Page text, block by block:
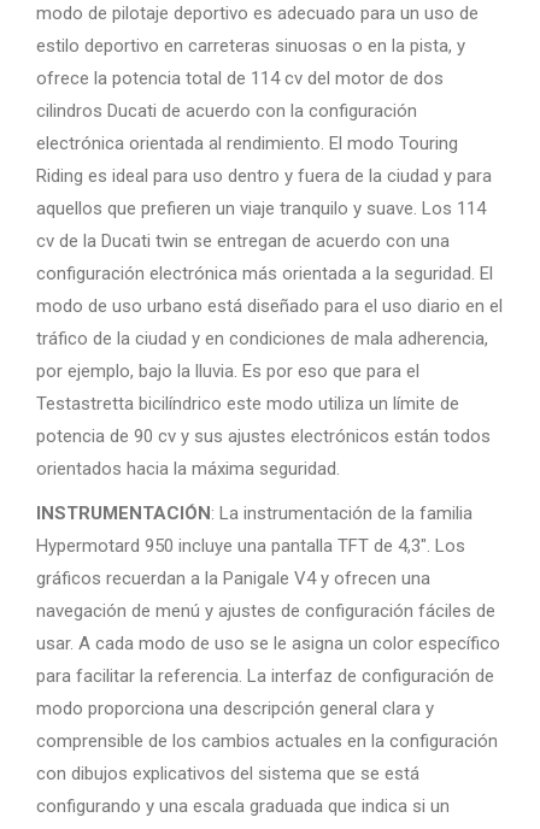
modo de pilotaje deportivo es adecuado para un uso de
estilo deportivo en carreteras sinuosas o en la pista, y
ofrece la potencia total de 114 cv del motor de dos
cilindros Ducati de acuerdo con la configuración
electrónica orientada al rendimiento. El modo Touring
Riding es ideal para uso dentro y fuera de la ciudad y para
aquellos que prefieren un viaje tranquilo y suave. Los 114
cv de la Ducati twin se entregan de acuerdo con una
configuración electrónica más orientada a la seguridad. El
modo de uso urbano está diseñado para el uso diario en el
tráfico de la ciudad y en condiciones de mala adherencia,
por ejemplo, bajo la lluvia. Es por eso que para el
Testastretta bicilíndrico este modo utiliza un límite de
potencia de 90 cv y ​​sus ajustes electrónicos están todos
orientados hacia la máxima seguridad.
INSTRUMENTACIÓN: La instrumentación de la familia
Hypermotard 950 incluye una pantalla TFT de 4,3″. Los
gráficos recuerdan a la Panigale V4 y ofrecen una
navegación de menú y ajustes de configuración fáciles de
usar. A cada modo de uso se le asigna un color específico
para facilitar la referencia. La interfaz de configuración de
modo proporciona una descripción general clara y
comprensible de los cambios actuales en la configuración
con dibujos explicativos del sistema que se está
configurando y una escala graduada que indica si un